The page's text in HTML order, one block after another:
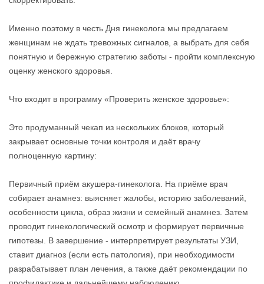
Именно поэтому в честь Дня гинеколога мы предлагаем
женщинам не ждать тревожных сигналов, а выбрать для себя
понятную и бережную стратегию заботы - пройти комплексную
оценку женского здоровья.
Что входит в программу «Проверить женское здоровье»:
Это продуманный чекап из нескольких блоков, который
закрывает основные точки контроля и даёт врачу
полноценную картину:
Первичный приём акушера‑гинеколога. На приёме врач
собирает анамнез: выясняет жалобы, историю заболеваний,
особенности цикла, образ жизни и семейный анамнез. Затем
проводит гинекологический осмотр и формирует первичные
гипотезы. В завершение - интерпретирует результаты УЗИ,
ставит диагноз (если есть патология), при необходимости
разрабатывает план лечения, а также даёт рекомендации по